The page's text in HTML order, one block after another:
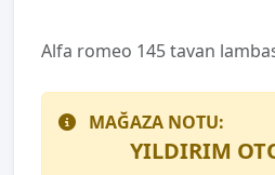
Alfa romeo 145 tavan
MAĞAZA NOTU:
YILDIRIM